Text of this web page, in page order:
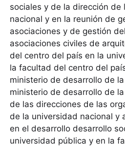
sociales y de la dirección de
nacional y en la reunión de
asociaciones y de gestión
asociaciones civiles de
del centro del país en la
la facultad del centro del
ministerio de desarrollo de
ministerio de desarrollo de
de las direcciones de las
de la universidad nacional y
en el desarrollo desarrollo
universidad pública y en la